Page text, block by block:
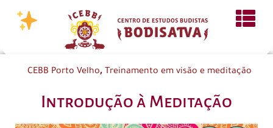
CEBB Porto Velho, Treinamento em visão e meditação
Introdução à Meditação